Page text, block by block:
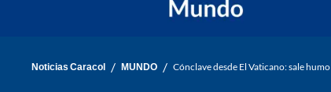
Noticias Caracol / MUNDO / Cónclave desde El Vaticano: sale